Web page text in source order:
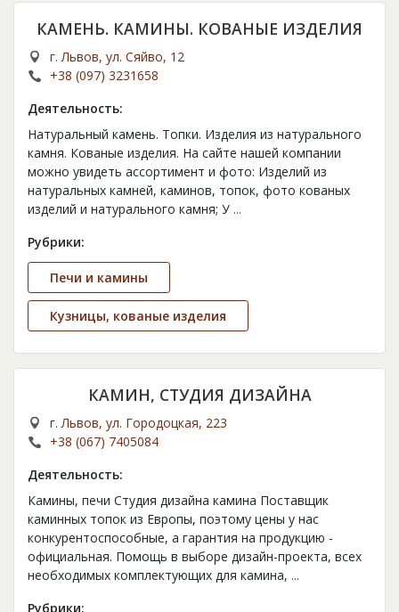
КАМЕНЬ. КАМИНЫ. КОВАНЫЕ ИЗДЕЛИЯ
г. Львов, ул. Сяйво, 12
+38 (097) 3231658
Деятельность:
Натуральный камень. Топки. Изделия из натурального
камня. Кованые изделия. На сайте нашей компании
можно увидеть ассортимент и фото: Изделий из
натуральных камней, каминов, топок, фото кованых
изделий и натурального камня; У ...
Рубрики:
Печи и камины
Кузницы, кованые изделия
КАМИН, СТУДИЯ ДИЗАЙНА
г. Львов, ул. Городоцкая, 223
+38 (067) 7405084
Деятельность:
Камины, печи Студия дизайна камина Поставщик
каминных топок из Европы, поэтому цены у нас
конкурентоспособные, а гарантия на продукцию -
официальная. Помощь в выборе дизайн-проекта, всех
необходимых комплектующих для камина, ...
Рубрики: